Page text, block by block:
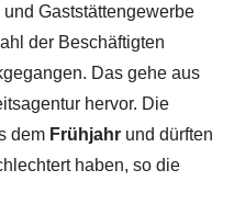
Gaststättengewerbe
der Beschäftigten
Das gehe aus
hervor. Die
dem Frühjahr und dürften
haben, so die